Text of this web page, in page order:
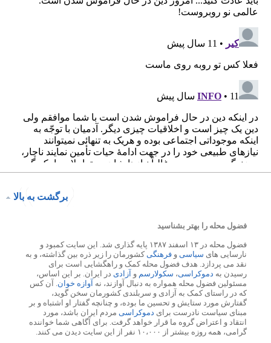
برگشت به بالا
فضول محله را بهتر بشناسید
فضول محله در ۱۳ اسفند ۱۳۸۷ پایه گذاری شد. این سایت کمبود و
نارسایی های سیاسی و فرهنگیکشورمان را زیر ذره بین گذاشته، و به
نقد می پردازد. هدف فضول محله کمک و راهگشایی است برای
رسیدن به دموکراسی، سکولارسم و آزادی در ایران. بر این اساس،
مسئولین فضول محله همواره به دنبال آوازند، نه آوازه خوان. آن کس
که در راستای کمک به آزادی و سربلندی کشورمان سخن گوید،
گفتارش مورد ستایش و تحسین ما بوده، و چنانچه گفتار او اشتباه و بر
مبنای سیاست نادرست برای دموکراسی مردم ایران باشد، مورد
انتقاد و اعتراض گروه ما قرار خواهد گرفت. برای آگاهی شما خواننده
گرامی، همه روزه بیشتر از ۱۰،۰۰۰ نفر از این سایت دیدن می کنند.